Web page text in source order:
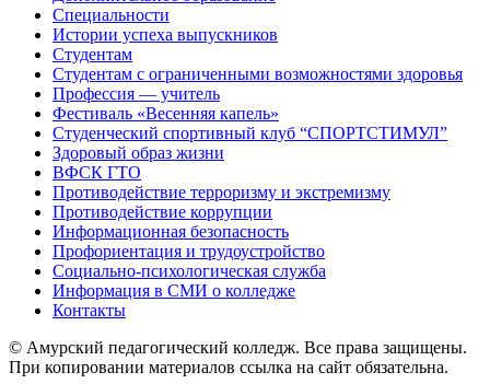
Специальности
Истории успеха выпускников
Студентам
Студентам с ограниченными возможностями здоровья
Профессия — учитель
Фестиваль «Весенняя капель»
Студенческий спортивный клуб “СПОРТСТИМУЛ”
Здоровый образ жизни
ВФСК ГТО
Противодействие терроризму и экстремизму
Противодействие коррупции
Информационная безопасность
Профориентация и трудоустройство
Социально-психологическая служба
Информация в СМИ о колледже
Контакты
© Амурский педагогический колледж. Все права защищены.
При копировании материалов ссылка на сайт обязательна.